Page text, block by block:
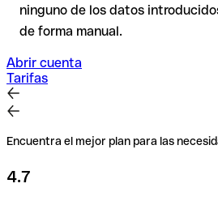
ninguno de los datos
de forma manual.
Abrir cuenta
Tarifas
Encuentra el mejor plan para las
4.7